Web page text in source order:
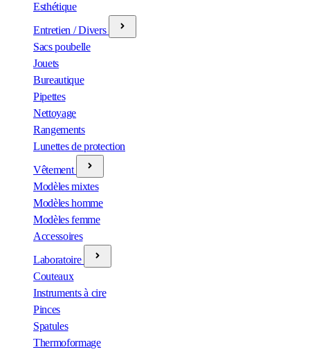
Esthétique
Entretien / Divers
Sacs poubelle
Jouets
Bureautique
Pipettes
Nettoyage
Rangements
Lunettes de protection
Vêtement
Modèles mixtes
Modèles homme
Modèles femme
Accessoires
Laboratoire
Couteaux
Instruments à cire
Pinces
Spatules
Thermoformage